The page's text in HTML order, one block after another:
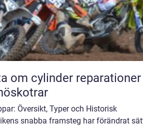
om cylinder
Översikt, Typer och Historisk
snabba framsteg har förändrat